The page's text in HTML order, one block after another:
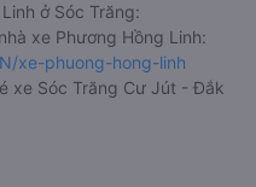
ở Sóc Trăng:
xe Phương Hồng Linh:
xe-phuong-hong-linh
xe Sóc Trăng Cư Jút - Đắk